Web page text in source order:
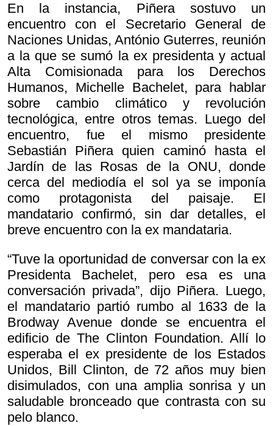
En la instancia, Piñera sostuvo un
encuentro con el Secretario General de
Naciones Unidas, António Guterres, reunión
a la que se sumó la ex presidenta y actual
Alta Comisionada para los Derechos
Humanos, Michelle Bachelet, para hablar
sobre cambio climático y revolución
tecnológica, entre otros temas. Luego del
encuentro, fue el mismo presidente
Sebastián Piñera quien caminó hasta el
Jardín de las Rosas de la ONU, donde
cerca del mediodía el sol ya se imponía
como protagonista del paisaje. El
mandatario confirmó, sin dar detalles, el
breve encuentro con la ex mandataria.
“Tuve la oportunidad de conversar con la ex
Presidenta Bachelet, pero esa es una
conversación privada”, dijo Piñera. Luego,
el mandatario partió rumbo al 1633 de la
Brodway Avenue donde se encuentra el
edificio de The Clinton Foundation. Allí lo
esperaba el ex presidente de los Estados
Unidos, Bill Clinton, de 72 años muy bien
disimulados, con una amplia sonrisa y un
saludable bronceado que contrasta con su
pelo blanco.